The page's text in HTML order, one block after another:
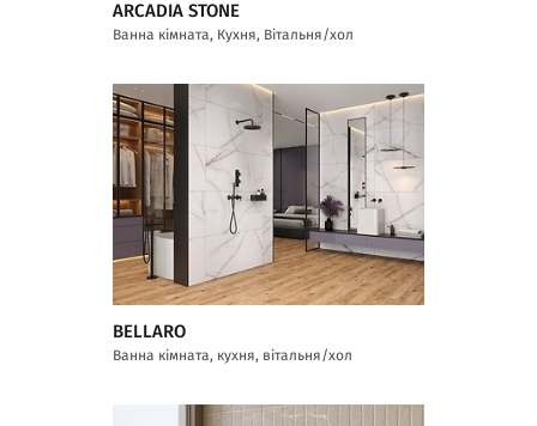
ARCADIA STONE
Ванна кімната, Кухня, Вітальня/хол
BELLARO
Ванна кімната, кухня, вітальня/хол